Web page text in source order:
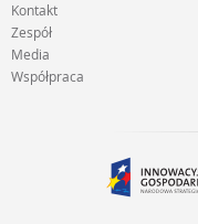
Kontakt
Zespół
Media
Współpraca